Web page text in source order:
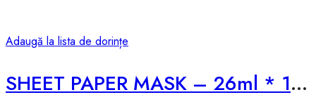
Adaugă la lista de dorințe
SHEET PAPER MASK – 26ml * 1pcs